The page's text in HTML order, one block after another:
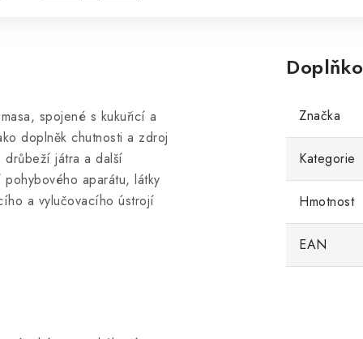
spojené s kukuřicí a
doplněk chutnosti a zdroj
drůbeží játra a další
aparátu, látky
a vylučovacího ústrojí
Značka
Kategorie
Hmotnost
EAN